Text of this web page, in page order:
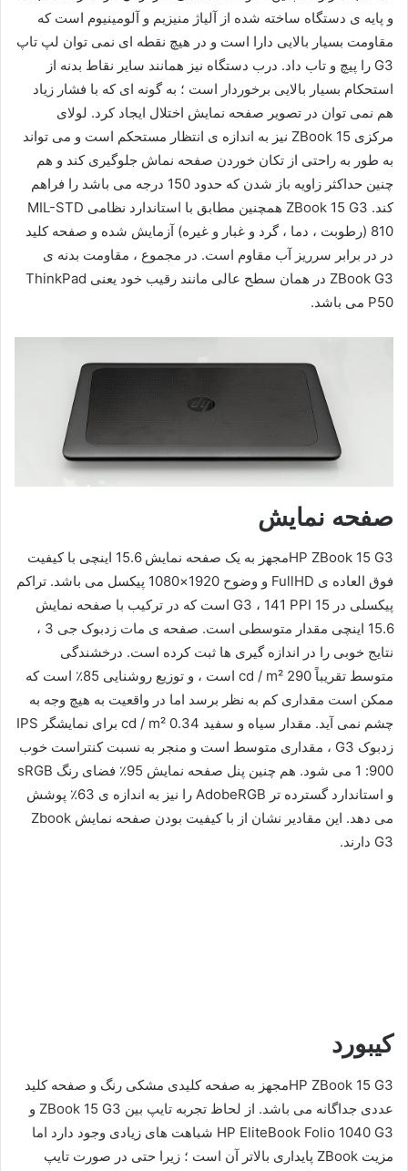
و پایه ی دستگاه ساخته شده از آلیاژ منیزیم و آلومینیوم است که
مقاومت بسیار بالایی دارا است و در هیچ نقطه ای نمی توان لپ تاپ
G3 را پیچ و تاب داد. درب دستگاه نیز همانند سایر نقاط بدنه از
استحکام بسیار بالایی برخوردار است ؛ به گونه ای که با فشار زیاد
هم نمی توان در تصویر صفحه نمایش اختلال ایجاد کرد. لولای
مرکزی ZBook 15 نیز به اندازه ی انتظار مستحکم است و می تواند
به طور به راحتی از تکان خوردن صفحه نماش جلوگیری کند و هم
چنین حداکثر زاویه باز شدن که حدود 150 درجه می باشد را فراهم
کند. ZBook 15 G3 همچنین مطابق با استاندارد نظامی MIL-STD
810 (رطوبت ، دما ، گرد و غبار و غیره) آزمایش شده و صفحه کلید
در در برابر سرریز آب مقاوم است. در مجموع ، مقاومت بدنه ی
ZBook G3 در همان سطح عالی مانند رقیب خود یعنی ThinkPad
P50 می باشد.
صفحه نمایش
HP ZBook 15 G3مجهز به یک صفحه نمایش 15.6 اینچی با کیفیت
فوق العاده ی FullHD و وضوح 1920×1080 پیکسل می باشد. تراکم
پیکسلی در 15 G3 ، 141 PPI است که در ترکیب با صفحه نمایش
15.6 اینچی مقدار متوسطی است. صفحه ی مات زدبوک جی 3 ،
نتایج خوبی را در اندازه گیری ها ثبت کرده است. درخشندگی
متوسط ​​تقریباً 290 cd / m² است ، و توزیع روشنایی 85٪ است که
ممکن است مقداری کم به نظر برسد اما در واقعیت به هیچ وجه به
چشم نمی آید. مقدار سیاه و سفید 0.34 cd / m² برای نمایشگر IPS
زدبوک G3 ، مقداری متوسط ​​است و منجر به نسبت کنتراست خوب
900: 1 می شود. هم چنین پنل صفحه نمایش 95٪ فضای رنگ sRGB
و استاندارد گسترده تر AdobeRGB را نیز به اندازه ی 63٪ پوشش
می دهد. این مقادیر نشان از با کیفیت بودن صفحه نمایش Zbook
G3 دارند.